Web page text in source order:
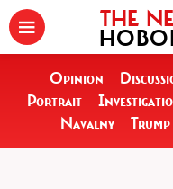
THE
Opinion
Portrait
Navalny
Trump